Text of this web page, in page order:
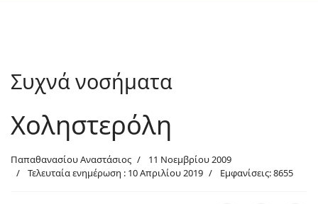
Συχνά νοσήματα
Χοληστερόλη
Παπαθανασίου Αναστάσιος
11 Νοεμβρίου 2009
Τελευταία ενημέρωση : 10 Απριλίου 2019
Εμφανίσεις: 8655